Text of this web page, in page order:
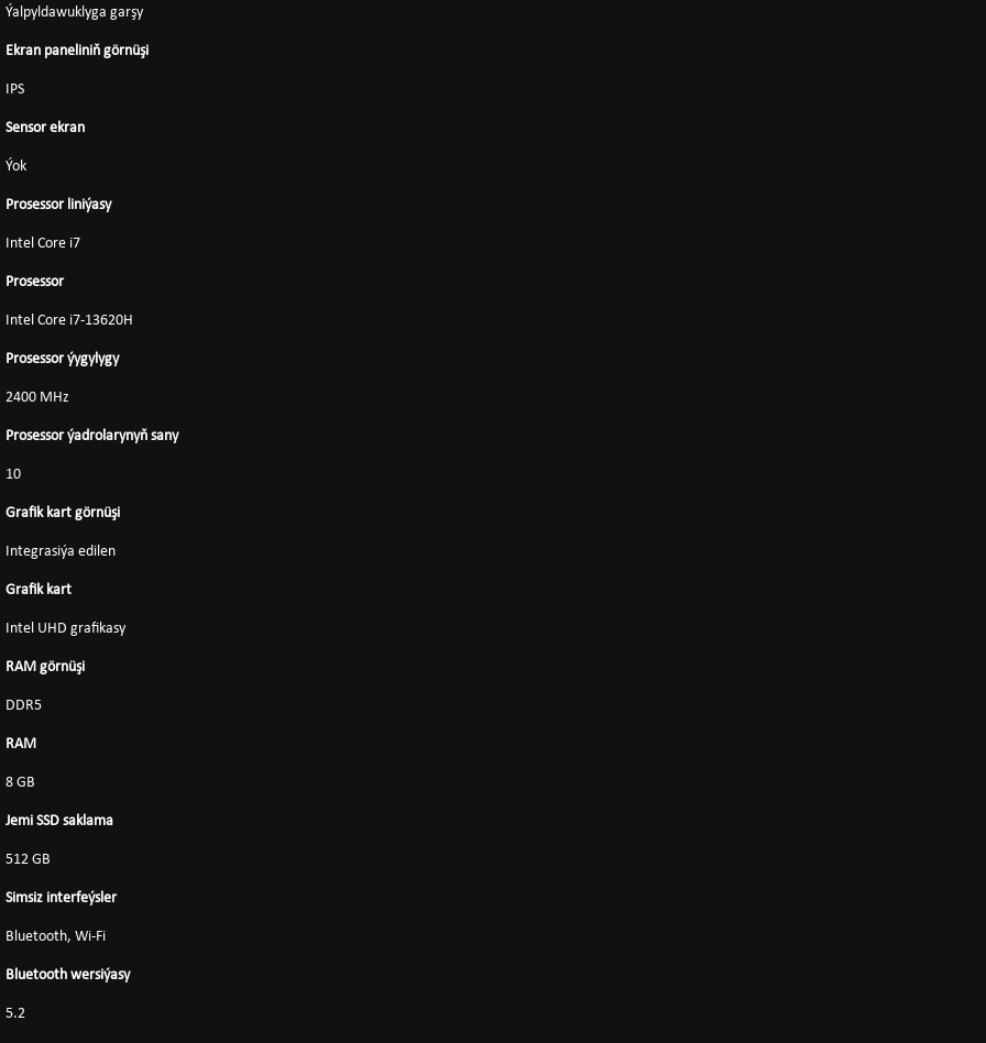
Ýalpyldawuklyga garşy
Ekran paneliniň görnüşi
IPS
Sensor ekran
Ýok
Prosessor liniýasy
Intel Core i7
Prosessor
Intel Core i7-13620H
Prosessor ýygylygy
2400 MHz
Prosessor ýadrolarynyň sany
10
Grafik kart görnüşi
Integrasiýa edilen
Grafik kart
Intel UHD grafikasy
RAM görnüşi
DDR5
RAM
8 GB
Jemi SSD saklama
512 GB
Simsiz interfeýsler
Bluetooth, Wi-Fi
Bluetooth wersiýasy
5.2